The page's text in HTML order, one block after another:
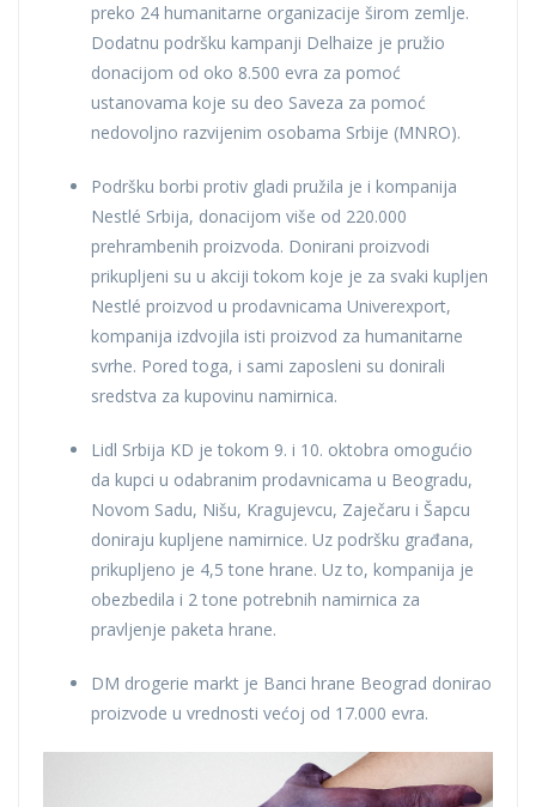
preko 24 humanitarne organizacije širom zemlje.
Dodatnu podršku kampanji Delhaize je pružio
donacijom od oko 8.500 evra za pomoć
ustanovama koje su deo Saveza za pomoć
nedovoljno razvijenim osobama Srbije (MNRO).
Podršku borbi protiv gladi pružila je i kompanija
Nestlé Srbija, donacijom više od 220.000
prehrambenih proizvoda. Donirani proizvodi
prikupljeni su u akciji tokom koje je za svaki kupljen
Nestlé proizvod u prodavnicama Univerexport,
kompanija izdvojila isti proizvod za humanitarne
svrhe. Pored toga, i sami zaposleni su donirali
sredstva za kupovinu namirnica.
Lidl Srbija KD je tokom 9. i 10. oktobra omogućio
da kupci u odabranim prodavnicama u Beogradu,
Novom Sadu, Nišu, Kragujevcu, Zaječaru i Šapcu
doniraju kupljene namirnice. Uz podršku građana,
prikupljeno je 4,5 tone hrane. Uz to, kompanija je
obezbedila i 2 tone potrebnih namirnica za
pravljenje paketa hrane.
DM drogerie markt je Banci hrane Beograd donirao
proizvode u vrednosti većoj od 17.000 evra.